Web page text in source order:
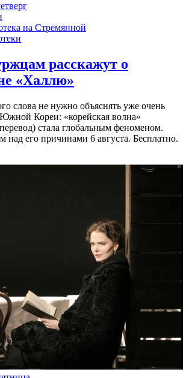
на Стремянной
расскажут о
«Халлю»
слова не нужно объяснять уже очень
Кореи: «корейская волна»
стала глобальным феноменом.
над его причинами 6 августа. Бесплатно.